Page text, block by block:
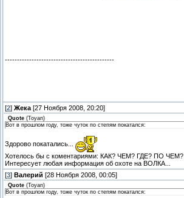
---------------------------------------------
[2] Жека [27 Ноября 2008, 20:20]
Quote (Toyan)
Вот в прошлом году, тоже чуток по степям покатался:
Здорово покатались...
Хотелось бы с коментариями: КАК? ЧЕМ? ГДЕ? ПО ЧЕМ?
Интересует любая информация об охоте на ВОЛКА...
[3] Валерий [28 Ноября 2008, 00:05]
Quote (Toyan)
Вот в прошлом году, тоже чуток по степям покатался: